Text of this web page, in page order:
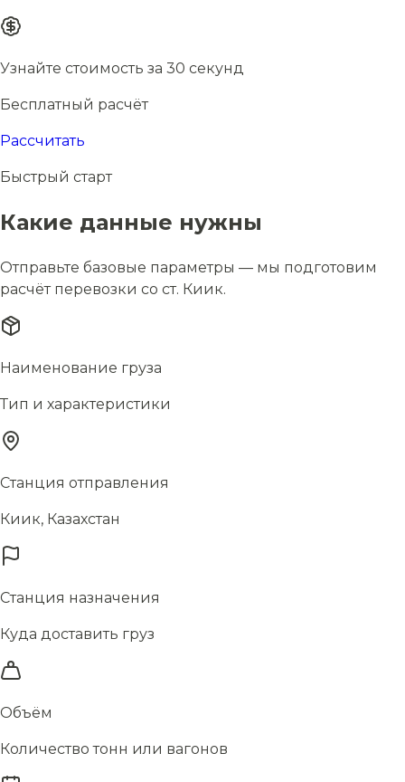
Узнайте стоимость за 30 секунд
Бесплатный расчёт
Рассчитать
Быстрый старт
Какие данные нужны
Отправьте базовые параметры — мы подготовим
расчёт перевозки со ст. Киик.
Наименование груза
Тип и характеристики
Станция отправления
Киик, Казахстан
Станция назначения
Куда доставить груз
Объём
Количество тонн или вагонов